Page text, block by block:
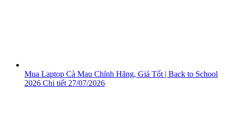
Mua Laptop Cà Mau Chính Hãng, Giá Tốt | Back to School
2026 Chi tiết 27/07/2026